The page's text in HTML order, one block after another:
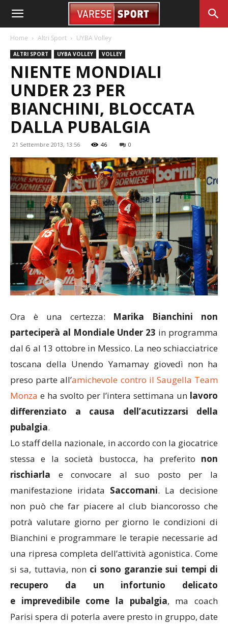
Home Altri Sport UYBA Volley
ALTRI SPORT UYBA VOLLEY VOLLEY
NIENTE MONDIALI
UNDER 23 PER
BIANCHINI, BLOCCATA
DALLA PUBALGIA
21 Settembre 2013, 13:56 46 0
Ora è una certezza: Marika Bianchini non
parteciperà al Mondiale Under 23 in programma
dal 6 al 13 ottobre in Messico. La neo schiacciatrice
toscana della Unendo Yamamay giovedì non ha
preso parte all’amichevole contro il Saugella Team
Monza e ha svolto per l’intera settimana un lavoro
differenziato a causa dell’acutizzarsi della
pubalgia.
Lo staff della nazionale, in accordo con la giocatrice
stessa e la società bustocca, ha preferito non
rischiarla e convocare al suo posto per la
manifestazione iridata Saccomani. La decisione
non può che far piacere al club biancorosso che
potrà valutare giorno per giorno le condizioni di
Bianchini e programmare le terapie necessarie ad
una ripresa completa dell’attività agonistica. Come
si sa, tuttavia, non ci sono garanzie sui tempi di
recupero da un infortunio delicato
e imprevedibile come la pubalgia, ma coach
Parisi spera di poterla avere presto in gruppo, date